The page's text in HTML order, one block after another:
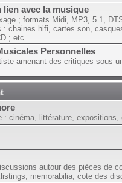
lien avec la musique
; formats Midi, MP3, 5.1,
: chaines hifi, cartes son,
; etc.
Personnelles
amenant des critiques sous
: cinéma, littérature, expositions,
autour des pièces de
memorabilia, cote des